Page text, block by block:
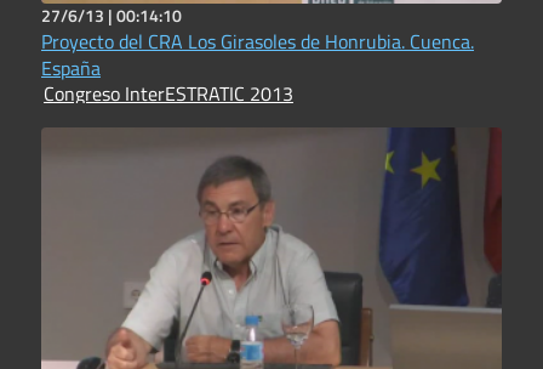
27/6/13 |00:14:10
Proyecto del CRA Los Girasoles de Honrubia. Cuenca.
España
Congreso InterESTRATIC 2013